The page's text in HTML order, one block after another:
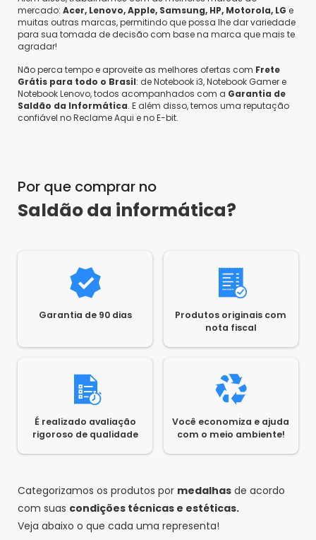
mercado: Acer, Lenovo, Apple, Samsung, HP, Motorola, LG e
muitas outras marcas, permitindo que possa lhe dar variedade
para sua tomada de decisão com base na marca que mais te
agradar!
Não perca tempo e aproveite as melhores ofertas com Frete
Grátis para todo o Brasil: de Notebook i3, Notebook Gamer e
Notebook Lenovo, todos acompanhados com a Garantia de
Saldão da Informática. E além disso, temos uma reputação
confiável no Reclame Aqui e no E-bit.
Por que comprar no
Saldão da informática?
Garantia de 90 dias
Produtos originais com
nota fiscal
É realizado avaliação
rigoroso de qualidade
Você economiza e ajuda
com o meio ambiente!
Categorizamos os produtos por medalhas de acordo
com suas condições técnicas e estéticas.
Veja abaixo o que cada uma representa!